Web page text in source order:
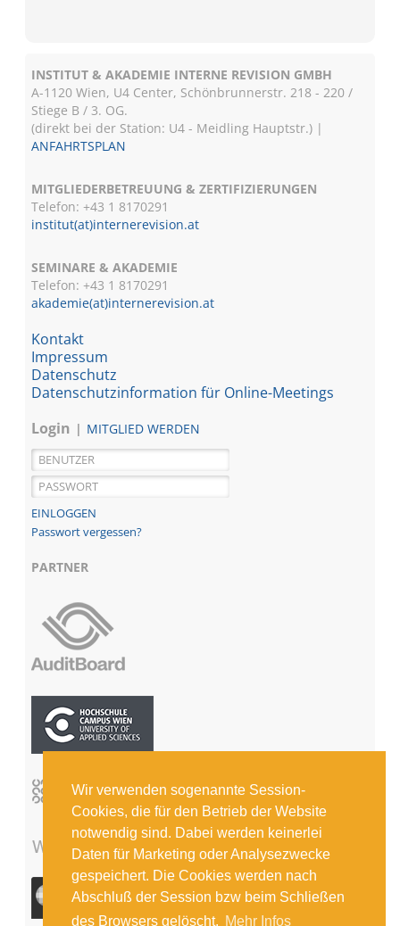
Wir verwenden sogenannte Session-
Cookies, die für den Betrieb der Website
notwendig sind. Dabei werden keinerlei
Daten für Marketing oder Analysezwecke
gespeichert. Die Cookies werden nach
Abschluß der Session bzw beim Schließen
des Browsers gelöscht. Mehr Infos
INSTITUT & AKADEMIE INTERNE REVISION GMBH
A-1120 Wien, U4 Center, Schönbrunnerstr. 218 - 220 /
Stiege B / 3. OG.
(direkt bei der Station: U4 - Meidling Hauptstr.) |
ANFAHRTSPLAN
MITGLIEDERBETREUUNG & ZERTIFIZIERUNGEN
Telefon: +43 1 8170291
institut(at)internerevision.at
SEMINARE & AKADEMIE
Telefon: +43 18170291
akademie(at)internerevision.at
Kontakt
Impressum
Datenschutz
Datenschutzinformation für Online-Meetings
Login
MITGLIED WERDEN
Passwort vergessen?
PARTNER